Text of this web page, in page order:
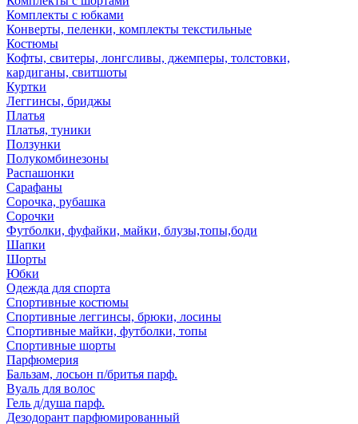
Комплекты с юбками
Конверты, пеленки, комплекты текстильные
Костюмы
Кофты, свитеры, лонгсливы, джемперы, толстовки,
кардиганы, свитшоты
Куртки
Леггинсы, бриджы
Платья
Платья, туники
Ползунки
Полукомбинезоны
Распашонки
Сарафаны
Сорочка, рубашка
Сорочки
Футболки, фуфайки, майки, блузы,топы,боди
Шапки
Шорты
Юбки
Одежда для спорта
Спортивные костюмы
Спортивные леггинсы, брюки, лосины
Спортивные майки, футболки, топы
Спортивные шорты
Парфюмерия
Бальзам, лосьон п/бритья парф.
Вуаль для волос
Гель д/душа парф.
Дезодорант парфюмированный